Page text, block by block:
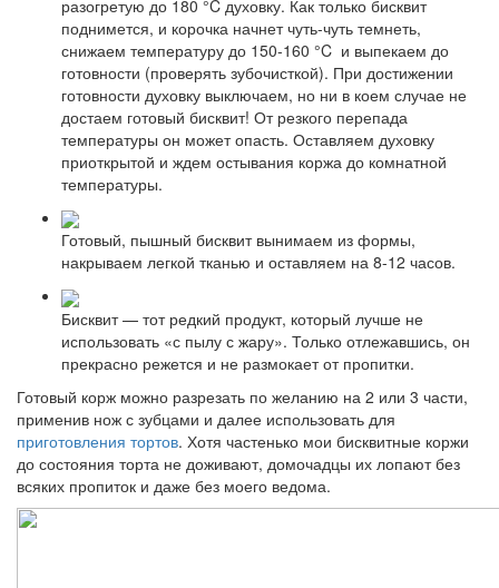
разогретую до 180 °C духовку. Как только бисквит
поднимется, и корочка начнет чуть-чуть темнеть,
снижаем температуру до 150-160 °C и выпекаем до
готовности (проверять зубочисткой). При достижении
готовности духовку выключаем, но ни в коем случае не
достаем готовый бисквит! От резкого перепада
температуры он может опасть. Оставляем духовку
приоткрытой и ждем остывания коржа до комнатной
температуры.
Готовый, пышный бисквит вынимаем из формы,
накрываем легкой тканью и оставляем на 8-12 часов.
Бисквит — тот редкий продукт, который лучше не
использовать «с пылу с жару». Только отлежавшись, он
прекрасно режется и не размокает от пропитки.
Готовый корж можно разрезать по желанию на 2 или 3 части,
применив нож с зубцами и далее использовать для
приготовления тортов. Хотя частенько мои бисквитные коржи
до состояния торта не доживают, домочадцы их лопают без
всяких пропиток и даже без моего ведома.